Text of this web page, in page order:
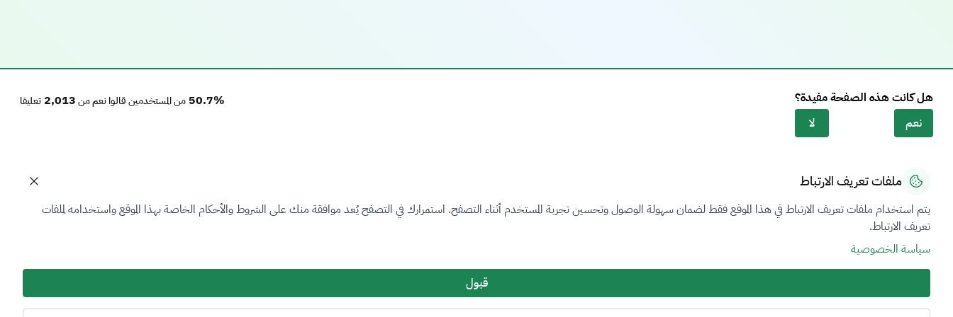
هل كانت هذه الصفحة مفيدة؟
نعم
لا
50.7% من المستخدمين قالوا نعم من2,013 تعليقا
نظرة عامة
مصطلحات فرص
الخدمات
إحصائيات الأثر البيئي
تقديم شكوى
حرية الحصول على المعلومة
رؤية المملكة العربية السعودية 2030
البيانات المفتوحة
199040
أدوات الإتاحة والوصول
ملفات تعريف الارتباط
يتم استخدام ملفات تعريف الارتباط في هذا الموقع فقط لضمان سهولة الوصول وتحسين تجربة المستخدم أثناء التصفح. استمرارك في التصفح يُعد موافقة منك على الشروط والأحكام الخاصة بهذا الموقع واستخدامه لملفات
تعريف الارتباط.
سياسة الخصوصية
قبول